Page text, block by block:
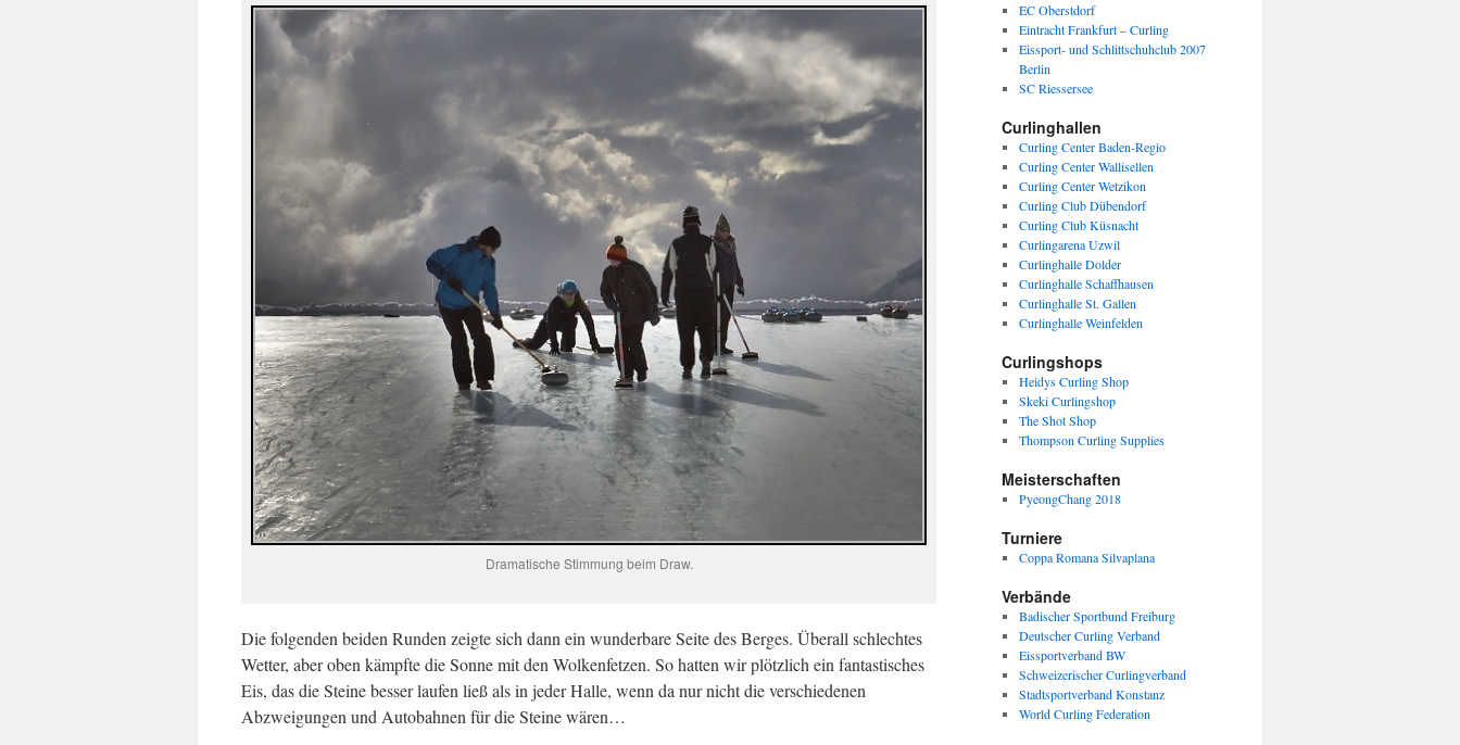
Dramatische Stimmung beim Draw.
Die folgenden beiden Runden zeigte sich dann ein wunderbare Seite des Berges. Überall schlechtes
Wetter, aber oben kämpfte die Sonne mit den Wolkenfetzen. So hatten wir plötzlich ein fantastisches
Eis, das die Steine besser laufen ließ als in jeder Halle, wenn da nur nicht die verschiedenen
Abzweigungen und Autobahnen für die Steine wären…
EC Oberstdorf
Eintracht Frankfurt – Curling
Eissport- und Schlittschuhclub 2007
Berlin
SC Riessersee
Curlinghallen
Curling Center Baden-Regio
Curling Center Wallisellen
Curling Center Wetzikon
Curling Club Dübendorf
Curling Club Küsnacht
Curlingarena Uzwil
Curlinghalle Dolder
Curlinghalle Schaffhausen
Curlinghalle St. Gallen
Curlinghalle Weinfelden
Curlingshops
Heidys Curling Shop
Skeki Curlingshop
The Shot Shop
Thompson Curling Supplies
Meisterschaften
PyeongChang 2018
Turniere
Coppa Romana Silvaplana
Verbände
Badischer Sportbund Freiburg
Deutscher Curling Verband
Eissportverband BW
Schweizerischer Curlingverband
Stadtsportverband Konstanz
World Curling Federation